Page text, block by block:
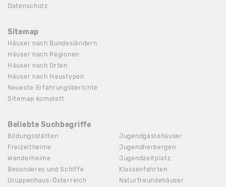
Datenschutz
Sitemap
Häuser nach Bundesländern
Häuser nach Regionen
Häuser nach Orten
Häuser nach Haustypen
Neueste Erfahrungsberichte
Sitemap komplett
Beliebte Suchbegriffe
Bildungsstätten
Freizeitheime
Wanderheime
Besonderes und Schiffe
Gruppenhaus-Österreich
Jugendgästehäuser
Jugendherbergen
Jugendzeltplatz
Klassenfahrten
Naturfreundehäuser